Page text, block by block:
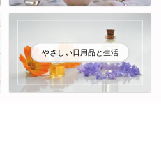
やさしい日用品と生活